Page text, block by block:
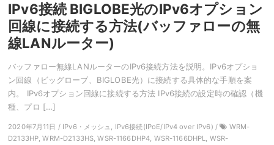
IPv6接続 BIGLOBE光のIPv6オプション
回線に接続する方法(バッファローの無
線LANルーター)
バッファロー無線LANルーターのIPv6接続方法を説明。IPv6オプショ
ン回線（ビッグローブ、BIGLOBE光）に接続する具体的な手順を案
内。 IPv6オプション回線に接続する方法 IPv6接続の設定時の確認（機
種、プロ […]
2020年7月11日 / IPv6・メッシュ, IPv6接続(IPoE/IPv4 over IPv6) /
WRM-
D2133HP, WRM-D2133HS, WSR-1166DHP4, WSR-1166DHPL, WSR-